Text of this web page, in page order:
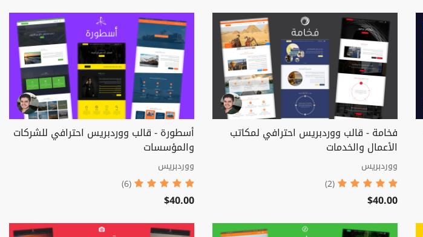
فخامة - قالب ووردبريس احترافي لمكاتب
الأعمال والخدمات
ووردبريس
(2)
$40.00
أسطورة - قالب ووردبريس احترافي للشركات
والمؤسسات
ووردبريس
(6)
$40.00